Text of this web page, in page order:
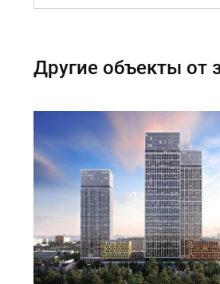
Другие объекты от